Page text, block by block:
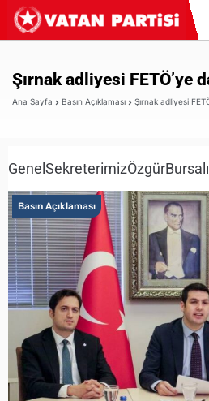
Şırnak adliyesi FETÖ’ye
Ana Sayfa Basın Açıklaması Şırnak adliyesi
Basın Açıklaması